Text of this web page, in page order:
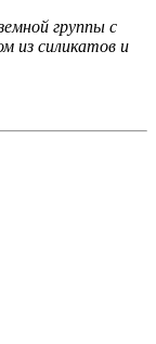
группы с
из силикатов и